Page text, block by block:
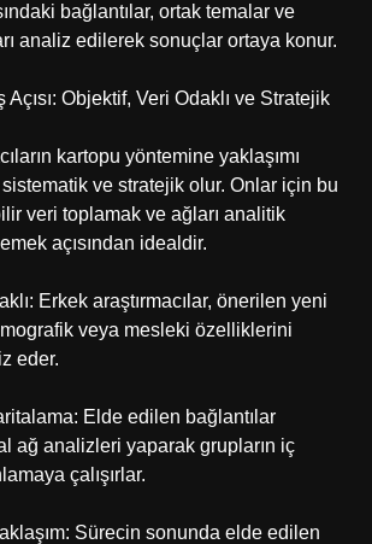
bağlantılar, ortak temalar ve
analiz edilerek sonuçlar ortaya konur.
Açısı: Objektif, Veri Odaklı ve Stratejik
kartopu yöntemine yaklaşımı
ve stratejik olur. Onlar için bu
veri toplamak ve ağları analitik
açısından idealdir.
Erkek araştırmacılar, önerilen yeni
veya mesleki özelliklerini
eder.
Elde edilen bağlantılar
ağ analizleri yaparak grupların iç
çalışırlar.
Sürecin sonunda elde edilen